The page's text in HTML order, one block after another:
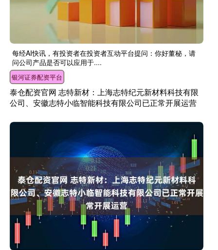
每经AI快讯，有投资者在投资者互动平台提问：你好董秘，请
问公司产品是否可以应用于....
银河证券配资平台
泰仓配资官网 志特新材：上海志特纪元新材料科技有限
公司、安徽志特小临智能科技有限公司已正常开展运营